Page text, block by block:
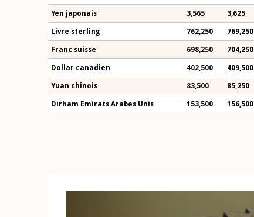
Yen japonais 3,565 3,625
Livre sterling 762,250 769,250
Franc suisse 698,250 704,250
Dollar canadien 402,500 409,500
Yuan chinois 83,500 85,250
Dirham Emirats Arabes Unis 153,500 156,500